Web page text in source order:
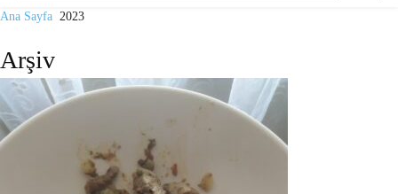
Ana Sayfa 2023
Arşiv